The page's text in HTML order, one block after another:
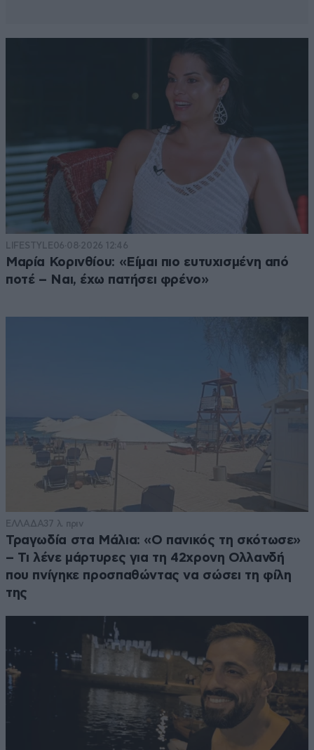
LIFESTYLE06·08·2026 12:46
Μαρία Κορινθίου: «Είμαι πιο ευτυχισμένη από
ποτέ – Ναι, έχω πατήσει φρένο»
ΕΛΛΑΔΑ37 λ. πριν
Τραγωδία στα Μάλια: «Ο πανικός τη σκότωσε»
– Τι λένε μάρτυρες για τη 42χρονη Ολλανδή
που πνίγηκε προσπαθώντας να σώσει τη φίλη
της